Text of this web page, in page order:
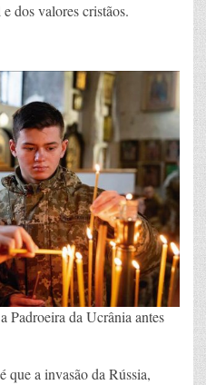
dos valores cristãos.
Padroeira da Ucrânia antes
a invasão da Rússia,